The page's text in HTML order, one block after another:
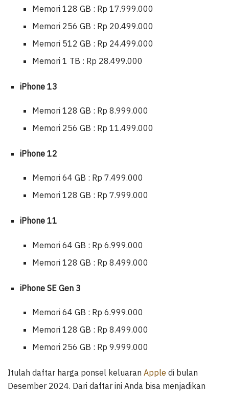
Memori 128 GB : Rp 17.999.000
Memori 256 GB : Rp 20.499.000
Memori 512 GB : Rp 24.499.000
Memori 1 TB : Rp 28.499.000
iPhone 13
Memori 128 GB : Rp 8.999.000
Memori 256 GB : Rp 11.499.000
iPhone 12
Memori 64 GB : Rp 7.499.000
Memori 128 GB : Rp 7.999.000
iPhone 11
Memori 64 GB : Rp 6.999.000
Memori 128 GB : Rp 8.499.000
iPhone SE Gen 3
Memori 64 GB : Rp 6.999.000
Memori 128 GB : Rp 8.499.000
Memori 256 GB : Rp 9.999.000
Itulah daftar harga ponsel keluaran Apple di bulan
Desember 2024. Dari daftar ini Anda bisa menjadikan